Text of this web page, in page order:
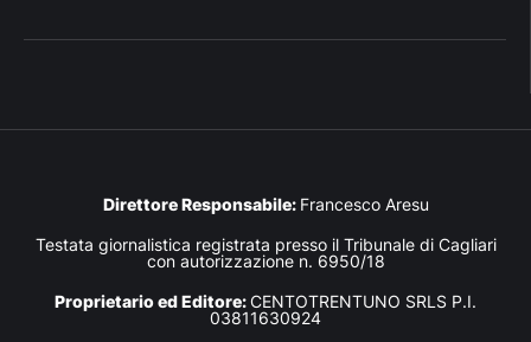
Direttore Responsabile: Francesco Aresu
Testata giornalistica registrata presso il Tribunale di Cagliari
con autorizzazione n. 6950/18
Proprietario ed Editore:CENTOTRENTUNO SRLS P.I.
03811630924